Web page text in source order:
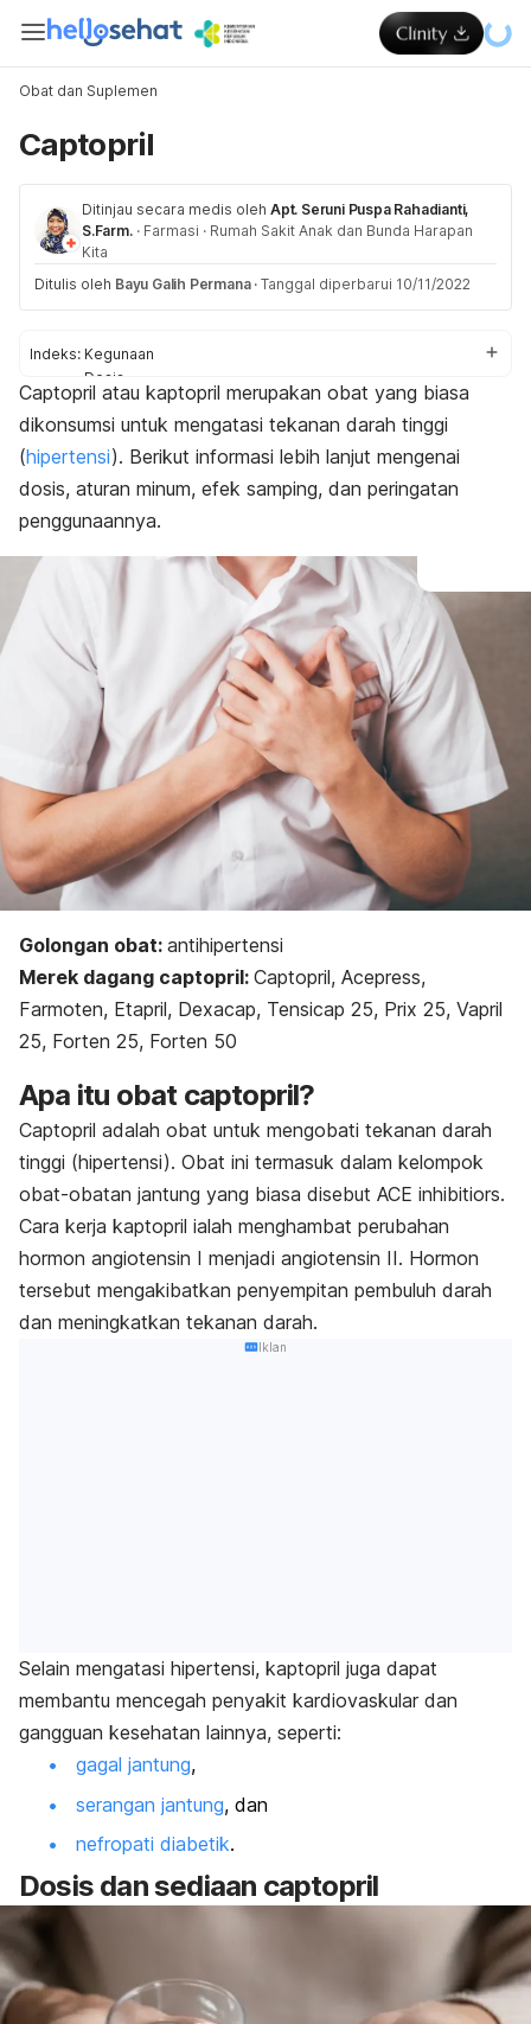
Obat dan Suplemen
Captopril
Ditinjau secara medis oleh Apt. Seruni Puspa Rahadianti,
S.Farm. · Farmasi · Rumah Sakit Anak dan Bunda Harapan
Kita
Ditulis oleh Bayu Galih Permana · Tanggal diperbarui 10/11/2022
Indeks: Kegunaan
Dosis
Aturan pakai
Efek samping
Peringatan dan penggunaan
Interaksi obat
Captopril atau kaptopril merupakan obat yang biasa
dikonsumsi untuk mengatasi tekanan darah tinggi
(hipertensi). Berikut informasi lebih lanjut mengenai
dosis, aturan minum, efek samping, dan peringatan
penggunaannya.
Golongan obat: antihipertensi
Merek dagang captopril: Captopril, Acepress,
Farmoten, Etapril, Dexacap, Tensicap 25, Prix 25, Vapril
25, Forten 25, Forten 50
Apa itu obat captopril?
Captopril adalah obat untuk mengobati tekanan darah
tinggi (hipertensi). Obat ini termasuk dalam kelompok
obat-obatan jantung yang biasa disebut ACE inhibitiors.
Cara kerja kaptopril ialah menghambat perubahan
hormon angiotensin I menjadi angiotensin II. Hormon
tersebut mengakibatkan penyempitan pembuluh darah
dan meningkatkan tekanan darah.
Iklan
Selain mengatasi hipertensi, kaptopril juga dapat
membantu mencegah penyakit kardiovaskular dan
gangguan kesehatan lainnya, seperti:
gagal jantung,
serangan jantung, dan
nefropati diabetik.
Dosis dan sediaan captopril